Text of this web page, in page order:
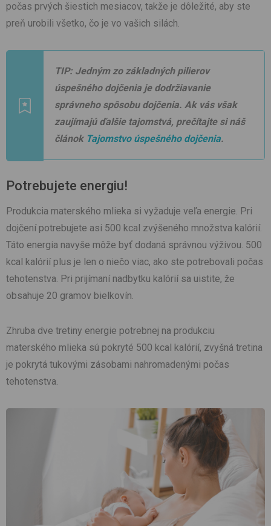
počas prvých šiestich mesiacov, takže je dôležité, aby ste
preň urobili všetko, čo je vo vašich silách.
TIP: Jedným zo základných pilierov
úspešného dojčenia je dodržiavanie
správneho spôsobu dojčenia. Ak vás však
zaujímajú ďalšie tajomstvá, prečítajte si náš
článok Tajomstvo úspešného dojčenia.
Potrebujete energiu!
Produkcia materského mlieka si vyžaduje veľa energie. Pri
dojčení potrebujete asi 500 kcal zvýšeného množstva kalórií.
Táto energia navyše môže byť dodaná správnou výživou. 500
kcal kalórií plus je len o niečo viac, ako ste potrebovali počas
tehotenstva. Pri prijímaní nadbytku kalórií sa uistite, že
obsahuje 20 gramov bielkovín.
Zhruba dve tretiny energie potrebnej na produkciu
materského mlieka sú pokryté 500 kcal kalórií, zvyšná tretina
je pokrytá tukovými zásobami nahromadenými počas
tehotenstva.